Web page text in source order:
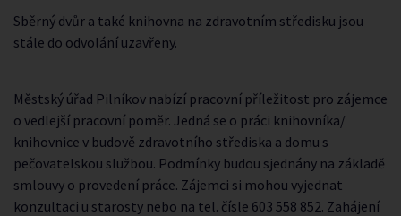
Sběrný dvůr a také knihovna na zdravotním středisku jsou
stále do odvolání uzavřeny.
Městský úřad Pilníkov nabízí pracovní příležitost pro zájemce
o vedlejší pracovní poměr. Jedná se o práci knihovníka/
knihovnice v budově zdravotního střediska a domu s
pečovatelskou službou. Podmínky budou sjednány na základě
smlouvy o provedení práce. Zájemci si mohou vyjednat
konzultaci u starosty nebo na tel. čísle 603 558 852. Zahájení